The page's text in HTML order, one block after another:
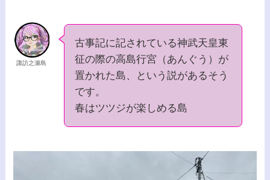
諏訪之瀬島
古事記に記されている神武天皇東
征の際の高島行宮（あんぐう）が
置かれた島、という説があるそう
です。
春はツツジが楽しめる島